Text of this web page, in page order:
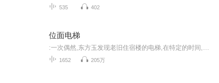
535 402
位面电梯
1652 205万